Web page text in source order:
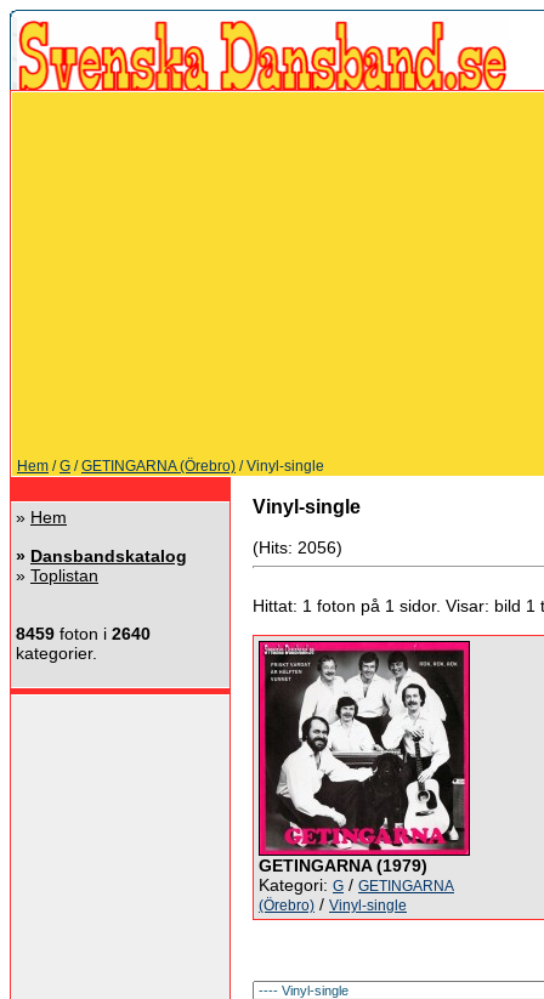
Hem /G /GETINGARNA (Örebro) / Vinyl-single
» Hem
» Dansbandskatalog
» Toplistan
8459 foton i 2640
kategorier.
Vinyl-single
(Hits: 2056)
Hittat: 1 foton på 1 sidor. Visar: bild 1
GETINGARNA (1979)
Kategori: G / GETINGARNA
(Örebro) / Vinyl-single